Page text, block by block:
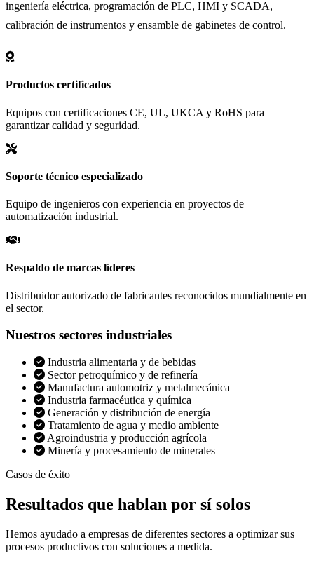
ingeniería eléctrica, programación de PLC, HMI y SCADA,
calibración de instrumentos y ensamble de gabinetes de control.
Productos certificados
Equipos con certificaciones CE, UL, UKCA y RoHS para
garantizar calidad y seguridad.
Soporte técnico especializado
Equipo de ingenieros con experiencia en proyectos de
automatización industrial.
Respaldo de marcas líderes
Distribuidor autorizado de fabricantes reconocidos mundialmente en
el sector.
Nuestros sectores industriales
Industria alimentaria y de bebidas
Sector petroquímico y de refinería
Manufactura automotriz y metalmecánica
Industria farmacéutica y química
Generación y distribución de energía
Tratamiento de agua y medio ambiente
Agroindustria y producción agrícola
Minería y procesamiento de minerales
Casos de éxito
Resultados que hablan por sí solos
Hemos ayudado a empresas de diferentes sectores a optimizar sus
procesos productivos con soluciones a medida.